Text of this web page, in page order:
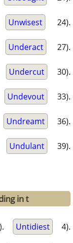
Unwisest 24).
Underact 27).
Undercut 30).
Undevout 33).
Undreamt 36).
Undulant 39).
in t
Untidiest 4).